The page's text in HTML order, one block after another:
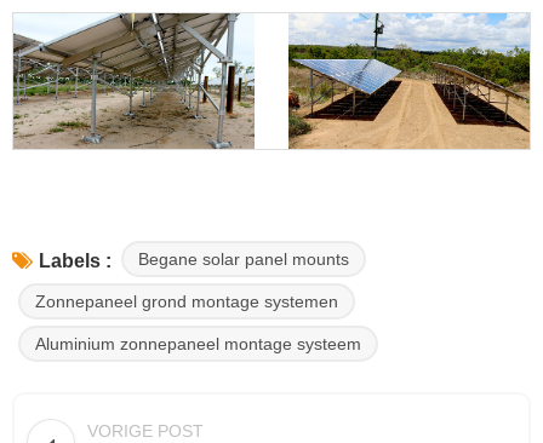
Labels : Begane solar panel mounts
Zonnepaneel grond montage systemen
Aluminium zonnepaneel montage systeem
VORIGE POST